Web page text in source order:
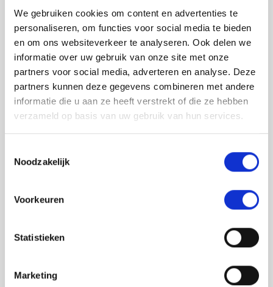
We gebruiken cookies om content en advertenties te
personaliseren, om functies voor social media te bieden
en om ons websiteverkeer te analyseren. Ook delen we
informatie over uw gebruik van onze site met onze
partners voor social media, adverteren en analyse. Deze
partners kunnen deze gegevens combineren met andere
informatie die u aan ze heeft verstrekt of die ze hebben
verzameld op basis van uw gebruik van hun services.
Noodzakelijk
Voorkeuren
Statistieken
Marketing
Jouw feedback wordt verwerkt door de
adviseurs van het team richtlijnen NCJ. Als zij
feedback meegenomen wordt met de